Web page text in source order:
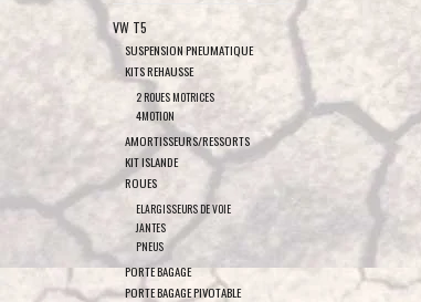
VW T5
SUSPENSION PNEUMATIQUE
KITS REHAUSSE
2 ROUES MOTRICES
4MOTION
AMORTISSEURS/RESSORTS
KIT ISLANDE
ROUES
ELARGISSEURS DE VOIE
JANTES
PNEUS
PORTE BAGAGE
PORTE BAGAGE PIVOTABLE